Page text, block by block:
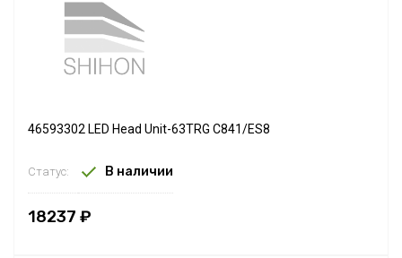
46593302 LED Head Unit-63TRG C841/ES8
Статус: В наличии
18237 ₽